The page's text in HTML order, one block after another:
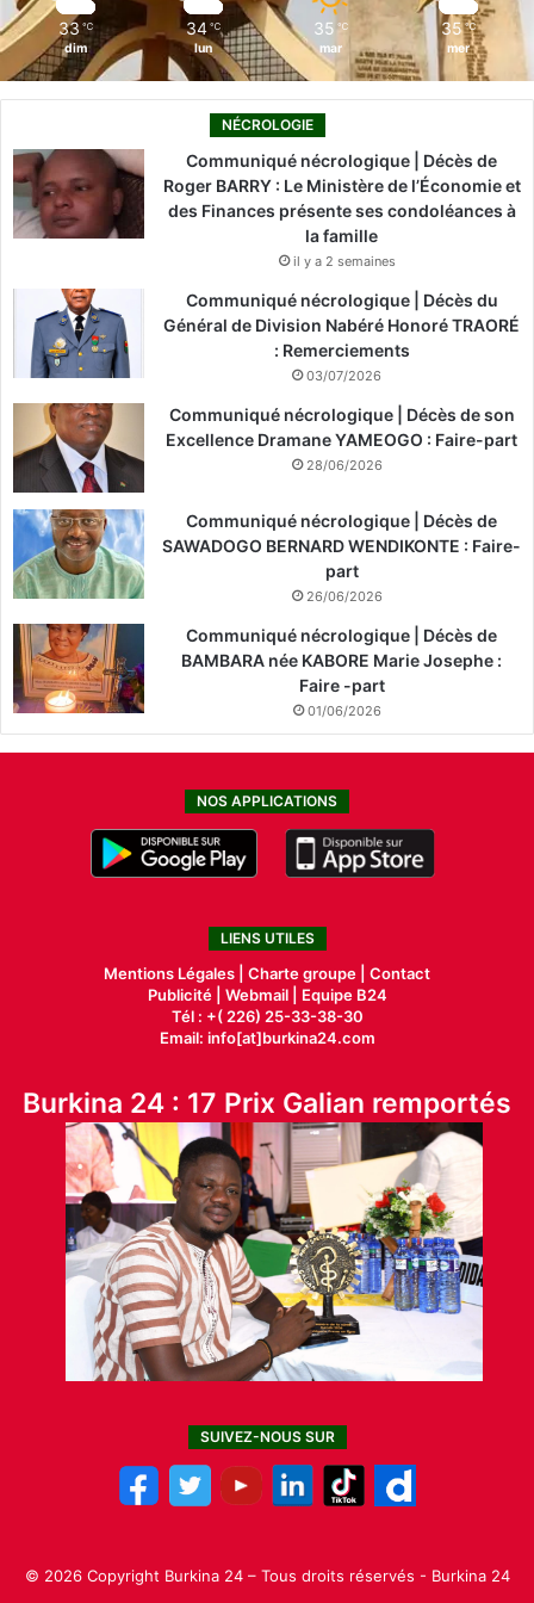
33 ℃
dim
34 ℃
lun
35 ℃
mar
35 ℃
mer
NÉCROLOGIE
Communiqué nécrologique | Décès de
Roger BARRY : Le Ministère de l’Économie et
des Finances présente ses condoléances à
la famille
il y a 2 semaines
Communiqué nécrologique | Décès du
Général de Division Nabéré Honoré TRAORÉ
: Remerciements
03/07/2026
Communiqué nécrologique | Décès de son
Excellence Dramane YAMEOGO : Faire-part
28/06/2026
Communiqué nécrologique | Décès de
SAWADOGO BERNARD WENDIKONTE : Faire-
part
26/06/2026
Communiqué nécrologique | Décès de
BAMBARA née KABORE Marie Josephe :
Faire -part
01/06/2026
NOS APPLICATIONS
LIENS UTILES
Mentions Légales | Charte groupe | Contact
Publicité| Webmail |
Equipe B24
Tél : +( 226) 25-33-38-30
Email: info[at]burkina24.com
Burkina 24 : 17 Prix Galian remportés
SUIVEZ-NOUS SUR
© 2026 Copyright Burkina 24 – Tous droits réservés - Burkina 24